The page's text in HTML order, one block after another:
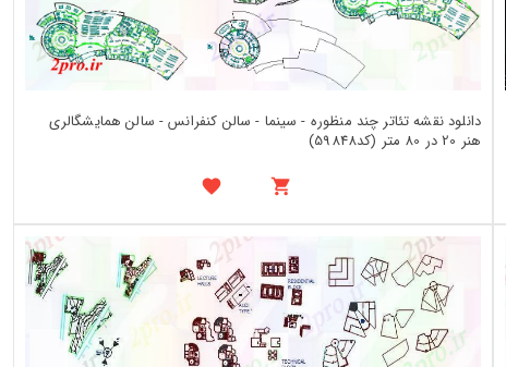
دانلود نقشه تئاتر چند منظوره - سینما - سالن کنفرانس - سالن همایشگالری
هنر 20 در 80 متر (کد59848)